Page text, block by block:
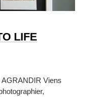
LIFE
Viens